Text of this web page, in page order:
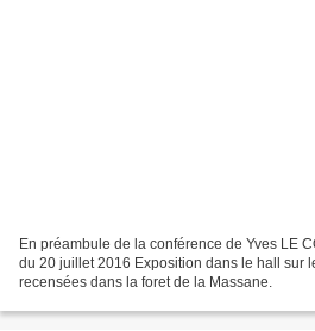
En préambule de la conférence de Yves LE
du 20 juillet 2016 Exposition dans le hall sur
recensées dans la foret de la Massane.